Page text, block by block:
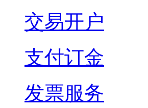
交易开户
支付订金
发票服务